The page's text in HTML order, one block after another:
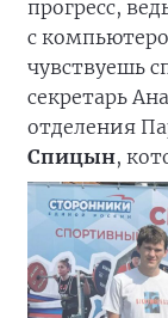
прогресс,
с
чувствуешь
секретарь
отделения
Спицын,